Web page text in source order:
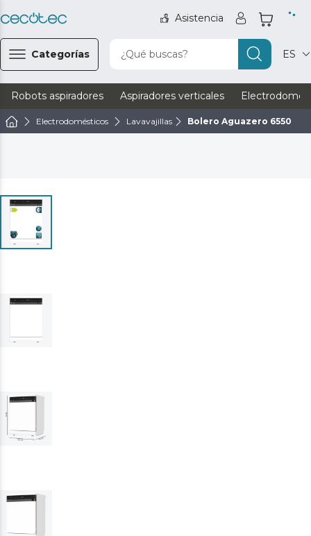
Asistencia
Categorías ¿Qué buscas? ES
Robots aspiradores Aspiradores verticales
Electrodomésticos Lavavajillas Bolero Aguazero 6550